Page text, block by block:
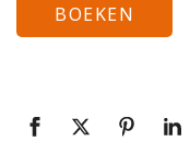
BOEKEN